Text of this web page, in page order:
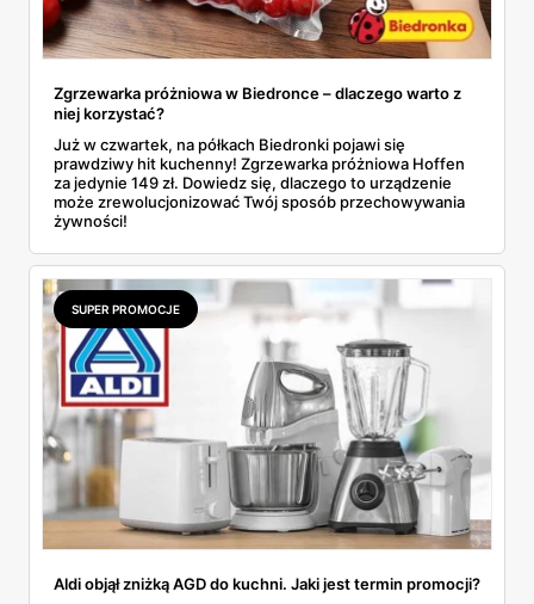
Zgrzewarka próżniowa w Biedronce – dlaczego warto z
niej korzystać?
Już w czwartek, na półkach Biedronki pojawi się
prawdziwy hit kuchenny! Zgrzewarka próżniowa Hoffen
za jedynie 149 zł. Dowiedz się, dlaczego to urządzenie
może zrewolucjonizować Twój sposób przechowywania
żywności!
SUPER PROMOCJE
Aldi objął zniżką AGD do kuchni. Jaki jest termin promocji?